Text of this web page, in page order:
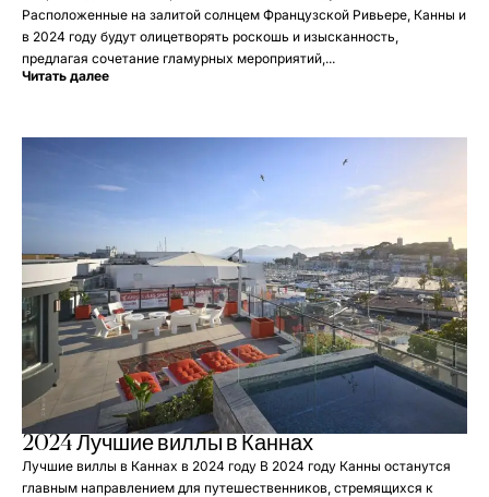
Расположенные на залитой солнцем Французской Ривьере, Канны и
в 2024 году будут олицетворять роскошь и изысканность,
предлагая сочетание гламурных мероприятий,...
Читать далее
2024 Лучшие виллы в Каннах
Лучшие виллы в Каннах в 2024 году В 2024 году Канны останутся
главным направлением для путешественников, стремящихся к